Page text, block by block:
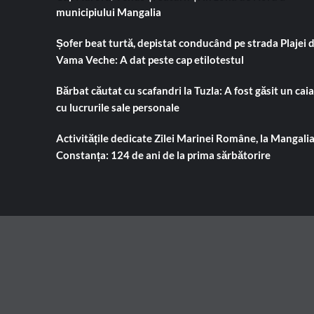
municipiului Mangalia
Șofer beat turtă, depistat conducând pe strada Plajei
Vama Veche: A dat peste cap etilotestul
Bărbat căutat cu scafandri la Tuzla: A fost găsit un
cu lucrurile sale personale
Activitățile dedicate Zilei Marinei Române, la
Constanța: 124 de ani de la prima sărbătorire